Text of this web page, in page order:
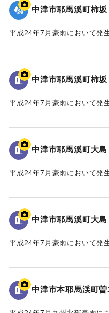
今後、将来にわたり、山国
この水害の記憶が後世に引き
害からの復興・発展に繋が
平成三十年十一月
国土交通省 山国川河川事務所
「平成24年7月九州北部豪雨
区及び戸原地区では、約70戸
受けた。
撤去の要望書」が関係機関へ
河川管理者である国土交通
の整備は、流下阻害の大き
の架替が望ましい」との考え
な構成要素であり、下流の
馬3橋」として全国的にも文
とから、馬溪橋の架替につい
｜固有コード: 09922070
中津市耶馬溪町柿坂
平成24年7月豪雨において発
｜固有コード:
中津市耶馬溪町柿
平成24年7月豪雨において発
地面から160cmの位置に水
｜固有コード: 09922068
中津市耶馬溪町大
平成24年7月豪雨において発
地面から85cmの位置に水位
｜固有コード: 09922067
中津市耶馬溪町大
平成24年7月豪雨において発
地面から0.9メートルの位置
｜固有コード: 09922066
中津市本耶馬渓町